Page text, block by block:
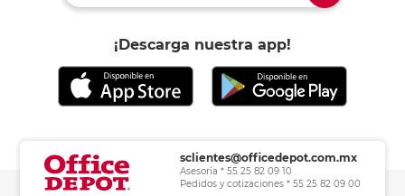
¡Descarga nuestra app!
sclientes@officedepot.com.mx
Asesoría * 55 25 82 09 10
Pedidos y cotizaciones * 55 25 82 09 00